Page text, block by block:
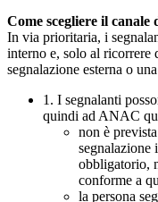
Come scegliere il canale
In via prioritaria, i
interno e, solo al ricorrere
segnalazione esterna o
1. I segnalanti
quindi ad ANAC
non è
segnalazione
obbligatorio,
conforme a
la persona